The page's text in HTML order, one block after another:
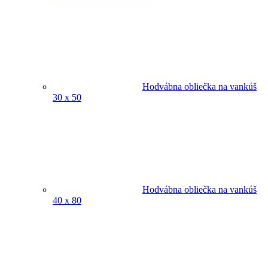
Hodvábna obliečka na vankúš
30 x 50
Hodvábna obliečka na vankúš
40 x 80